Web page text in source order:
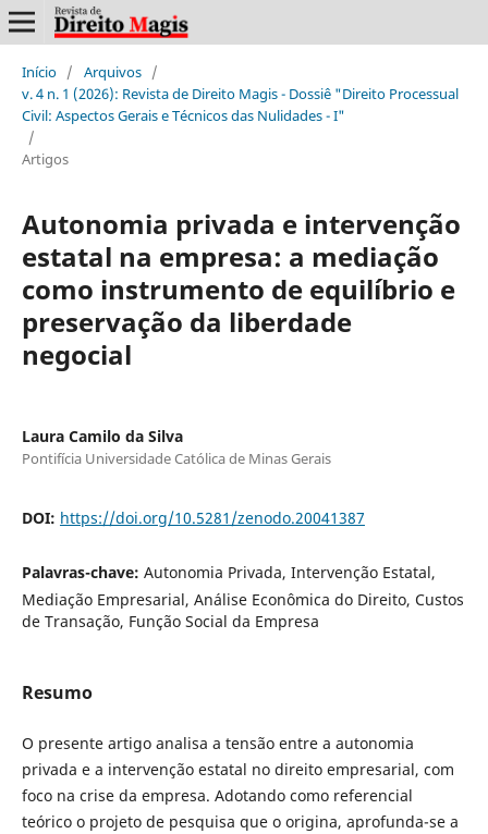
Início / Arquivos /
v. 4 n. 1 (2026): Revista de Direito Magis - Dossiê "Direito Processual
Civil: Aspectos Gerais e Técnicos das Nulidades - I"
/
Artigos
Autonomia privada e intervenção
estatal na empresa: a mediação
como instrumento de equilíbrio e
preservação da liberdade
negocial
Laura Camilo da Silva
Pontifícia Universidade Católica de Minas Gerais
DOI: https://doi.org/10.5281/zenodo.20041387
Palavras-chave: Autonomia Privada, Intervenção Estatal,
Mediação Empresarial, Análise Econômica do Direito, Custos
de Transação, Função Social da Empresa
Resumo
O presente artigo analisa a tensão entre a autonomia
privada e a intervenção estatal no direito empresarial, com
foco na crise da empresa. Adotando como referencial
teórico o projeto de pesquisa que o origina, aprofunda-se a